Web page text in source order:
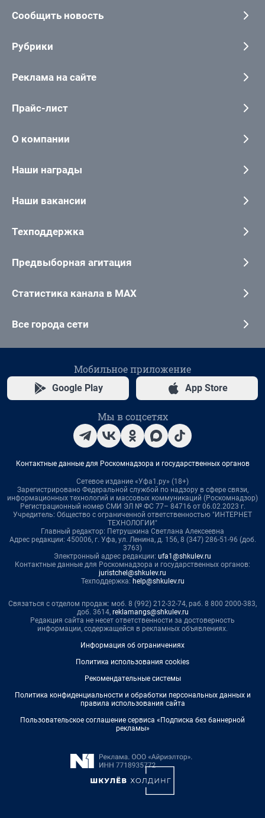
Сообщить новость
Рубрики
Реклама на сайте
Прайс-лист
О компании
Наши награды
Наши вакансии
Техподдержка
Предвыборная агитация
Статистика канала в MAX
Все города сети
Мобильное приложение
Google Play App Store
Мы в соцсетях
Контактные данные для Роскомнадзора и государственных органов
Сетевое издание «Уфа1.ру» (18+)
Зарегистрировано Федеральной службой по надзору в сфере связи,
информационных технологий и массовых коммуникаций (Роскомнадзор)
Регистрационный номер СМИ ЭЛ № ФС 77– 84716 от 06.02.2023 г.
Учредитель: Общество с ограниченной ответственностью "ИНТЕРНЕТ
ТЕХНОЛОГИИ"
Главный редактор: Петрушкина Светлана Алексеевна
Адрес редакции: 450006, г. Уфа, ул. Ленина, д. 156, 8 (347) 286-51-96 (доб.
3763)
Электронный адрес редакции: ufa1@shkulev.ru
Контактные данные для Роскомнадзора и государственных органов:
juristchel@shkulev.ru
Техподдержка: help@shkulev.ru
Связаться с отделом продаж: моб. 8 (992) 212-32-74, раб. 8 800 2000-383,
доб. 3614, reklamangs@shkulev.ru
Редакция сайта не несет ответственности за достоверность
информации, содержащейся в рекламных объявлениях.
Информация об ограничениях
Политика использования cookies
Рекомендательные системы
Политика конфиденциальности и обработки персональных данных и
правила использования сайта
Пользовательское соглашение сервиса «Подписка без баннерной
рекламы»